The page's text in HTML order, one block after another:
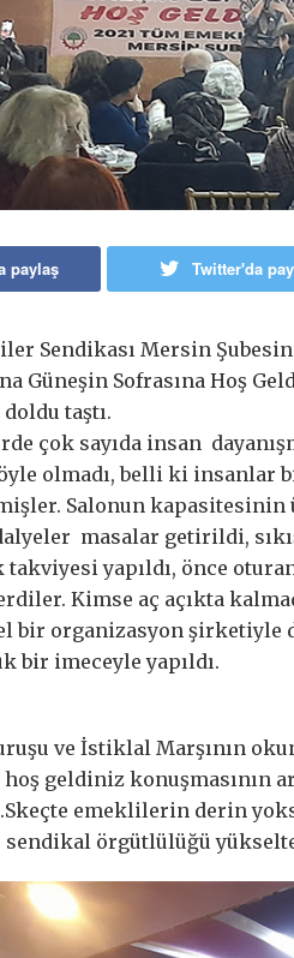
paylaş Twitter'da
Sendikası Mersin
Güneşin Sofrasına Hoş
taştı.
çok sayıda insan
olmadı, belli ki
Salonun
masalar getirildi,
takviyesi yapıldı, önce
Kimse aç açıkta
bir organizasyon
bir imeceyle yapıldı.
ve İstiklal Marşının
geldiniz konuşmasının
emeklilerin derin
sendikal örgütlülüğü